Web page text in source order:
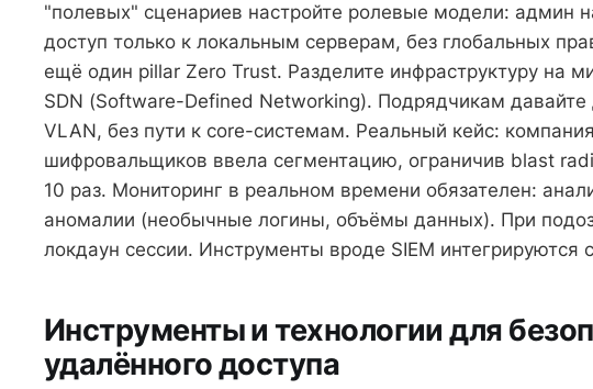
"полевых" сценариев настройте ролевые модели: админ
доступ только к локальным серверам, без глобальных
ещё один pillar Zero Trust. Разделите инфраструктуру на
SDN (Software-Defined Networking). Подрядчикам
VLAN, без пути к core-системам. Реальный кейс:
шифровальщиков ввела сегментацию, ограничив blast
10 раз. Мониторинг в реальном времени обязателен:
аномалии (необычные логины, объёмы данных). При
локдаун сессии. Инструменты вроде SIEM интегрируются
Инструменты и технологии для
удалённого доступа